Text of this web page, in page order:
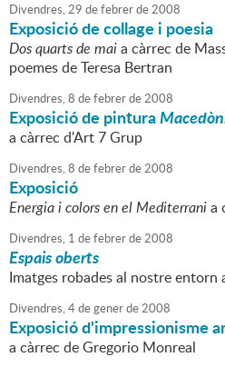
Divendres,29 defebrerde2008
Exposició de collage i poesia
Dos quarts de maia càrrec de
poemes de Teresa Bertran
Divendres,8 defebrerde2008
Exposició de pintura
a càrrec d'Art 7 Grup
Divendres,8 defebrerde2008
Exposició
Energia i colors en el Mediterrania
Divendres, 1 defebrerde2008
Espais oberts
Imatges robades al nostre entorn
Divendres,4degenerde2008
Exposició d'impressionisme
a càrrec de Gregorio Monreal